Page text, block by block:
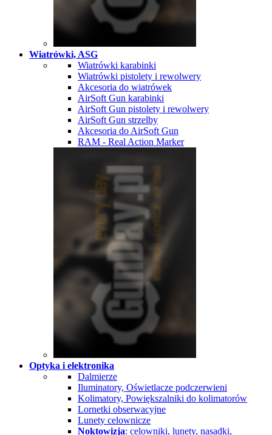
Wiatrówki, ASG
Wiatrówki karabinki
Wiatrówki pistolety i rewolwery
Akcesoria do wiatrówek
AirSoft Gun karabinki
AirSoft Gun pistolety i rewolwery
AirSoft Gun strzelby
Akcesoria do AirSoft Gun
RAM - Real Action Marker
Optyka i elektronika
Dalmierze
Iluminatory, Oświetlacze podczerwieni
Kolimatory, Powiększalniki do kolimatorów
Lornetki obserwacyjne
Lunety celownicze
Noktowizja: celowniki, lunety, nasadki,